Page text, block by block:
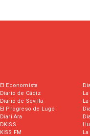
El Economista
Diario de Cádiz
Diario de Sevilla
El Progreso de Lugo
Diari Ara
DKISS
KISS FM